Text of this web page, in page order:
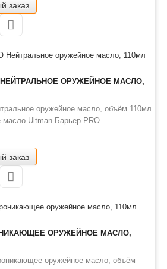
свойствами. Соответствует
заказ
НЕЙТРАЛЬНОЕ ОРУЖЕЙНОЕ МАСЛО,
оружейное масло, объём 110мл
масло Ultman Барьер PRO
защиты всех видов огнестрельного
и межсезонного хранения.
воды к поверхности металла,
заказ
ОРУЖЕЙНОЕ МАСЛО,
оружейное масло, объём